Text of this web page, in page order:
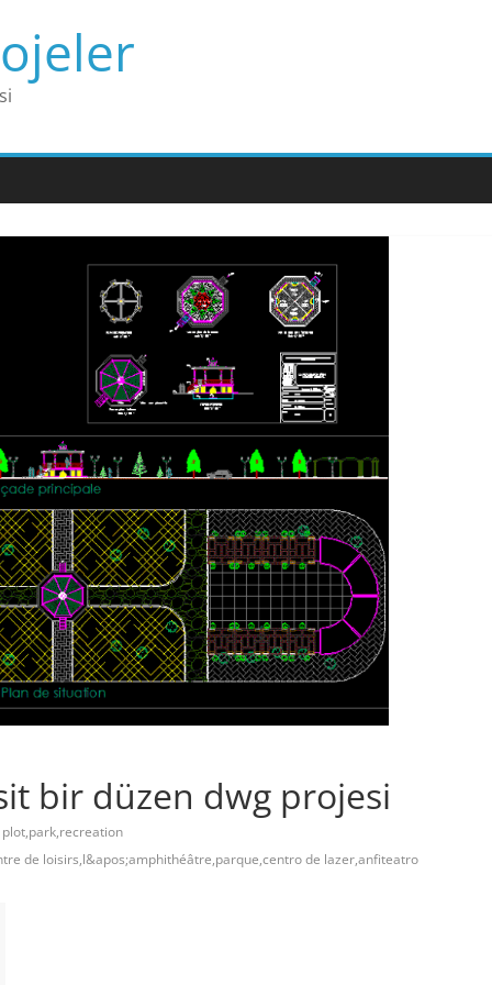
bir düzen dwg projesi
de loisirs,l&apos;amphithéâtre,parque,centro de lazer,anfiteatro